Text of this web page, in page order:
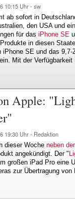
10:15 Uhr - sw
ab sofort in
den USA und
für das iPhone SE
in diesen
iPhone SE und das
Mit der
Apple:
19:30 Uhr - Redaktion
dieser Woche neben
angekündigt. Der "
großen iPad Pro eine
zur Übertragung